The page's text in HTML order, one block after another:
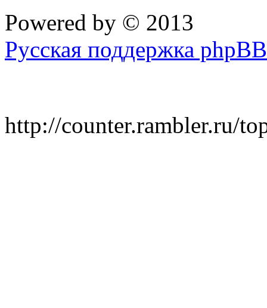
Powered by © 2013
Русская поддержка phpBB
http://counter.rambler.ru/